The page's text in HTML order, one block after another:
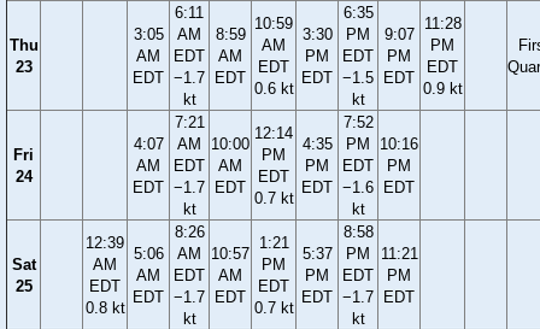
Thu
23
3:05
AM
EDT
6:11
AM
EDT
−1.7
kt
8:59
AM
EDT
10:59
AM
EDT
0.6 kt
3:30
PM
EDT
6:35
PM
EDT
−1.5
kt
9:07
PM
EDT
11:28
PM
EDT
0.9 kt
Fri
24
4:07
AM
EDT
7:21
AM
EDT
−1.7
kt
10:00
AM
EDT
12:14
PM
EDT
0.7 kt
4:35
PM
EDT
7:52
PM
EDT
−1.6
kt
10:16
PM
EDT
Sat
25
12:39
AM
EDT
0.8 kt
5:06
AM
EDT
8:26
AM
EDT
−1.7
kt
10:57
AM
EDT
1:21
PM
EDT
0.7 kt
5:37
PM
EDT
8:58
PM
EDT
−1.7
kt
11:21
PM
EDT